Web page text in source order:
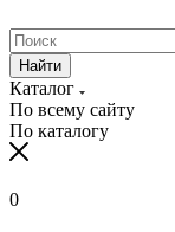
Найти
Каталог
По всему сайту
По каталогу
0